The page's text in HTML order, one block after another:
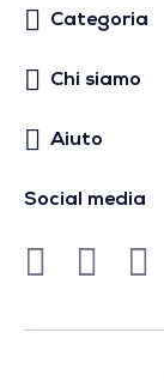
Categoria
Chi siamo
Aiuto
Social media